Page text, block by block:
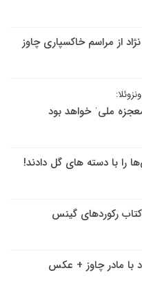
از مراسم خاکسپاری چاوز
ملیˈ خواهد بود
را با دسته های گل دادند!
رکوردهای گینس
با مادر چاوز + عکس